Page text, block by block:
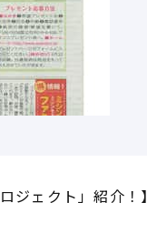
ジェクト」紹介！】